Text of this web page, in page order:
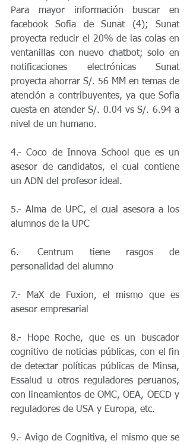
Para mayor información buscar en
facebook Sofia de Sunat (4); Sunat
proyecta reducir el 20% de las colas en
ventanillas con nuevo chatbot; solo en
notificaciones electrónicas Sunat
proyecta ahorrar S/. 56 MM en temas de
atención a contribuyentes, ya que Sofia
cuesta en atender S/. 0.04 vs S/. 6.94 a
nivel de un humano.
4.- Coco de Innova School que es un
asesor de candidatos, el cual contiene
un ADN del profesor ideal.
5.- Alma de UPC, el cual asesora a los
alumnos de la UPC
6.- Centrum tiene rasgos de
personalidad del alumno
7.- MaX de Fuxion, el mismo que es
asesor empresarial
8.- Hope Roche, que es un buscador
cognitivo de noticias públicas, con el fin
de detectar políticas públicas de Minsa,
Essalud u otros reguladores peruanos,
con lineamientos de OMC, OEA, OECD y
reguladores de USA y Europa, etc.
9.- Avigo de Cognitiva, el mismo que se